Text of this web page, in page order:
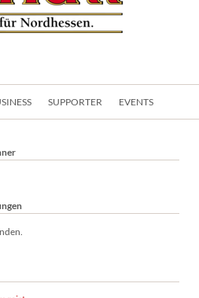
SUPPORTER EVENTS